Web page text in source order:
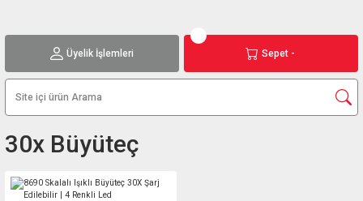
Üyelik İşlemleri Sepet -
30x Büyüteç